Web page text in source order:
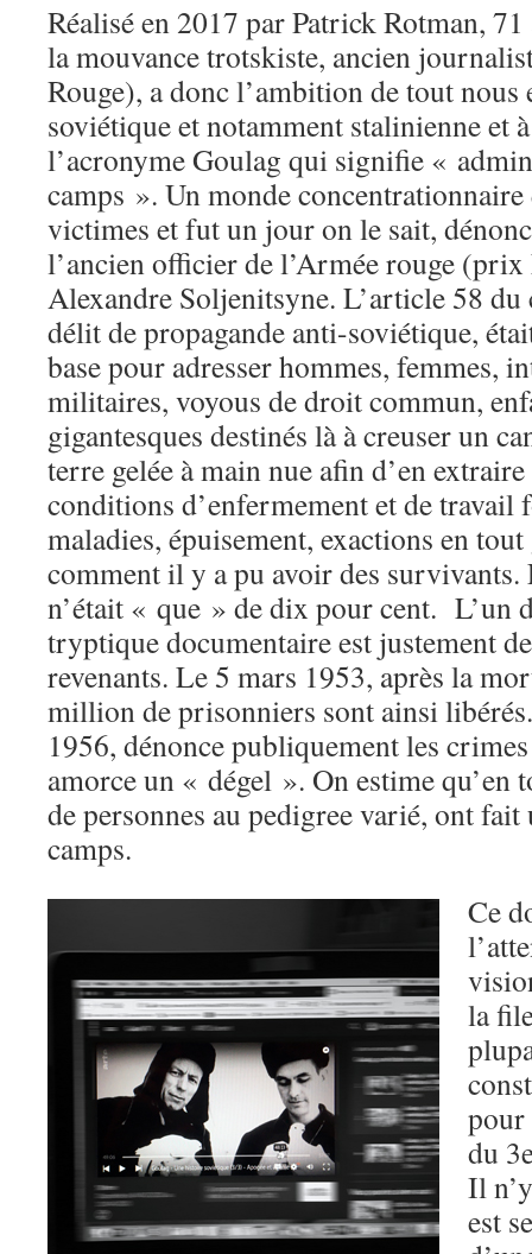
Réalisé en 2017 par Patrick Rotman,
la mouvance trotskiste, ancien
Rouge), a donc l’ambition de tout
soviétique et notamment stalinienne et
l’acronyme Goulag qui signifie «
camps ». Un monde
victimes et fut un jour on le sait,
l’ancien officier de l’Armée rouge
Alexandre Soljenitsyne. L’article 58
délit de propagande anti-soviétique,
base pour adresser hommes, femmes,
militaires, voyous de droit commun,
gigantesques destinés là à creuser un
terre gelée à main nue afin d’en
conditions d’enfermement et de travail
maladies, épuisement, exactions en
comment il y a pu avoir des
n’était « que » de dix pour cent. L’un
tryptique documentaire est justement
revenants. Le 5 mars 1953, après la
million de prisonniers sont ainsi
1956, dénonce publiquement les
amorce un « dégel ». On estime
de personnes au pedigree varié, ont fait
camps.
Ce
la
pour
du
Il
est